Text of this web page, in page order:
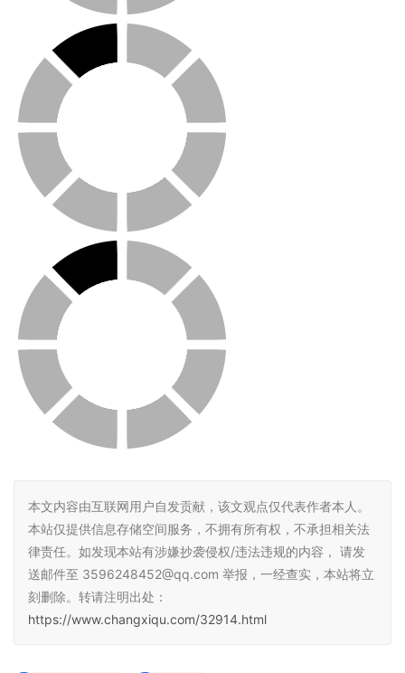
本文内容由互联网用户自发贡献，该文观点仅代表作者本人。
本站仅提供信息存储空间服务，不拥有所有权，不承担相关法
律责任。如发现本站有涉嫌抄袭侵权/违法违规的内容， 请发
送邮件至 3596248452@qq.com 举报，一经查实，本站将立
刻删除。转请注明出处：
https://www.changxiqu.com/32914.html